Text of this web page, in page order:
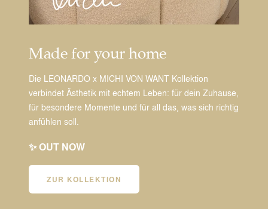
Made for your home
Die LEONARDO x MICHI VON WANT Kollektion
verbindet Ästhetik mit echtem Leben: für dein Zuhause,
für besondere Momente und für all das, was sich richtig
anfühlen soll.
✨ OUT NOW
ZUR KOLLEKTION